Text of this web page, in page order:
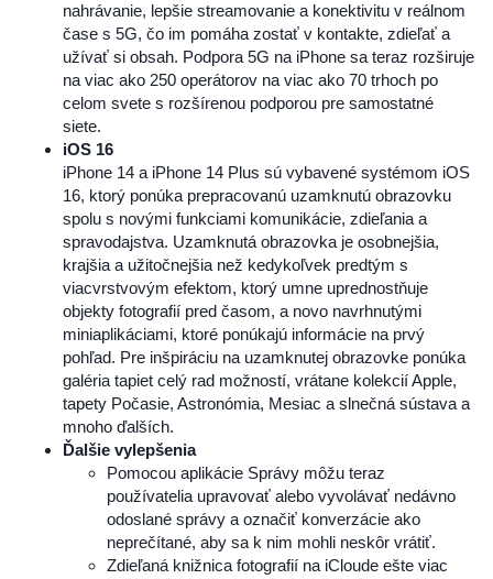
nahrávanie, lepšie streamovanie a konektivitu v reálnom
čase s 5G, čo im pomáha zostať v kontakte, zdieľať a
užívať si obsah. Podpora 5G na iPhone sa teraz rozširuje
na viac ako 250 operátorov na viac ako 70 trhoch po
celom svete s rozšírenou podporou pre samostatné
siete.
iOS 16
iPhone 14 a iPhone 14 Plus sú vybavené systémom iOS
16, ktorý ponúka prepracovanú uzamknutú obrazovku
spolu s novými funkciami komunikácie, zdieľania a
spravodajstva. Uzamknutá obrazovka je osobnejšia,
krajšia a užitočnejšia než kedykoľvek predtým s
viacvrstvovým efektom, ktorý umne uprednostňuje
objekty fotografií pred časom, a novo navrhnutými
miniaplikáciami, ktoré ponúkajú informácie na prvý
pohľad. Pre inšpiráciu na uzamknutej obrazovke ponúka
galéria tapiet celý rad možností, vrátane kolekcií Apple,
tapety Počasie, Astronómia, Mesiac a slnečná sústava a
mnoho ďalších.
Ďalšie vylepšenia
Pomocou aplikácie Správy môžu teraz
používatelia upravovať alebo vyvolávať nedávno
odoslané správy a označiť konverzácie ako
neprečítané, aby sa k nim mohli neskôr vrátiť.
Zdieľaná knižnica fotografií na iCloude ešte viac